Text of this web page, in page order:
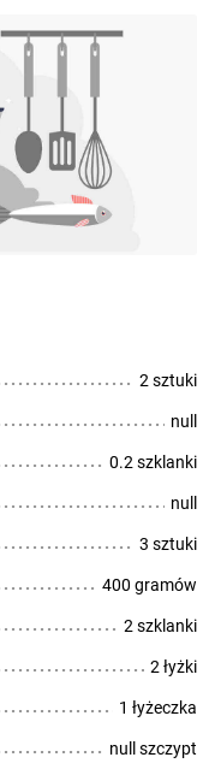
2 sztuki
null
0.2 szklanki
null
3 sztuki
400 gramów
2 szklanki
2 łyżki
1 łyżeczka
null szczypt